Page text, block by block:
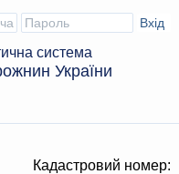
система
України
Кадастровий номер: